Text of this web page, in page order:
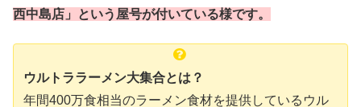
西中島店」という屋号が付いている様です。
ウルトララーメン大集合とは？
年間400万食相当のラーメン食材を提供しているウル